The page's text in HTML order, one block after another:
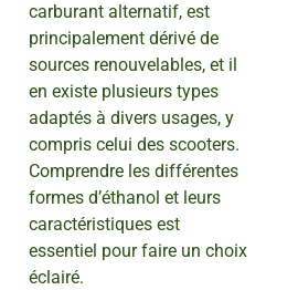
carburant alternatif, est
principalement dérivé de
sources renouvelables, et il
en existe plusieurs types
adaptés à divers usages, y
compris celui des scooters.
Comprendre les différentes
formes d’éthanol et leurs
caractéristiques est
essentiel pour faire un choix
éclairé.